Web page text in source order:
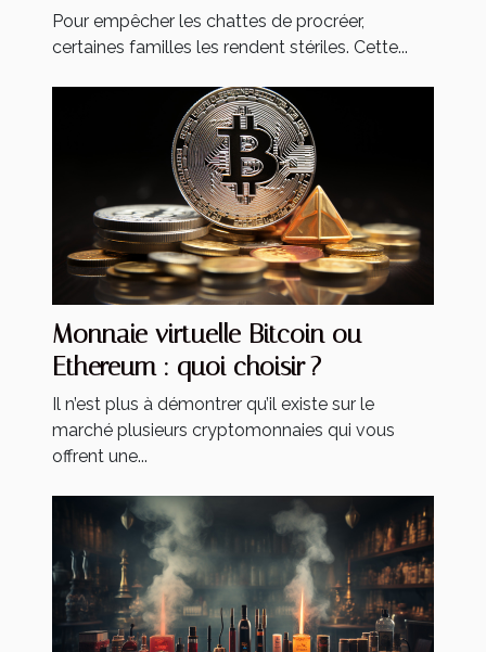
Pour empêcher les chattes de procréer,
certaines familles les rendent stériles. Cette...
Monnaie virtuelle Bitcoin ou
Ethereum : quoi choisir ?
Il n’est plus à démontrer qu’il existe sur le
marché plusieurs cryptomonnaies qui vous
offrent une...